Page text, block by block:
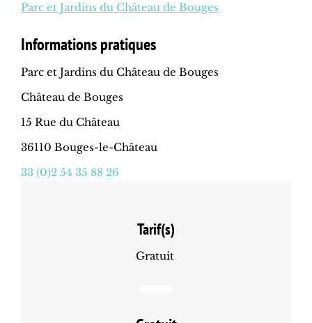
Parc et Jardins du Château de Bouges
Informations pratiques
Parc et Jardins du Château de Bouges
Château de Bouges
15 Rue du Château
36110 Bouges-le-Château
33 (0)2 54 35 88 26
Tarif(s)
Gratuit